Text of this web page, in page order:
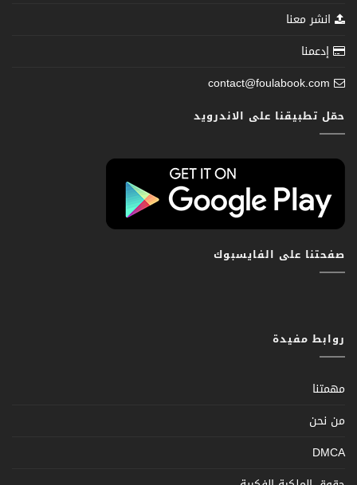
انشر معنا
إدعمنا
contact@foulabook.com
حمّل تطبيقنا على الاندرويد
صفحتنا على الفايسبوك
روابط مفيدة
مهمتنا
من نحن
DMCA